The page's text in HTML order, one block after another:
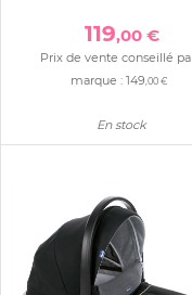
119,00 €
Prix de vente conseillé
marque :149,00 €
En stock